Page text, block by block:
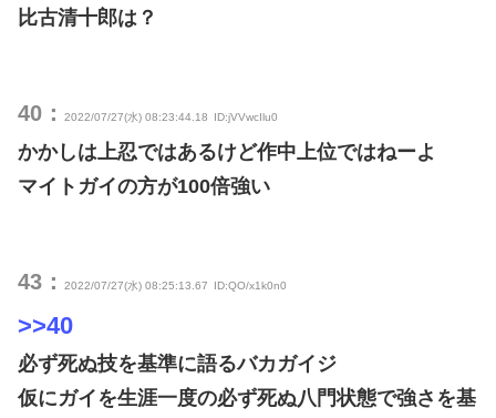
比古清十郎は？
40： 2022/07/27(水) 08:23:44.18 ID:jVVwcIlu0
かかしは上忍ではあるけど作中上位ではねーよ
マイトガイの方が100倍強い
43： 2022/07/27(水) 08:25:13.67 ID:QO/x1k0n0
>>40
必ず死ぬ技を基準に語るバカガイジ
仮にガイを生涯一度の必ず死ぬ八門状態で強さを基